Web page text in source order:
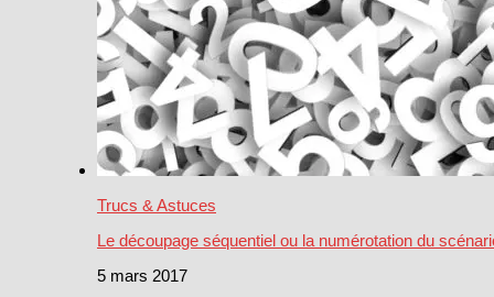
Trucs & Astuces
Le découpage séquentiel ou la numérotation du
5 mars 2017